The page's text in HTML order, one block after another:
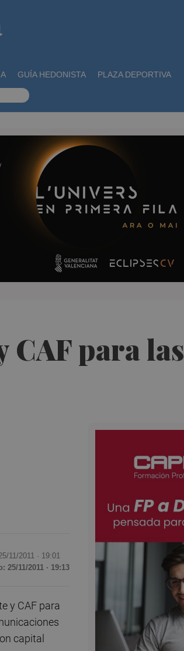
GUÍA HEDONISTA PLAZA DEPORTIVA
CAF para las
11/2011 · 19:01
25/11/2011 · 19:13
y CAF para
capital